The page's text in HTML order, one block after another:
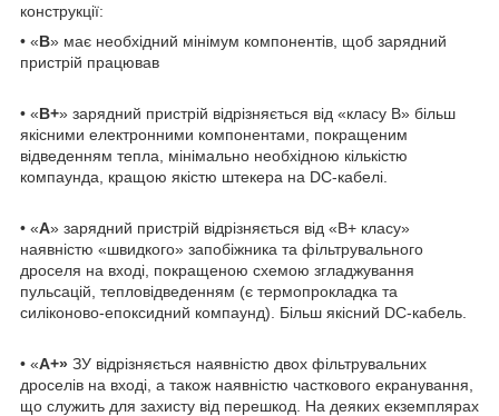
конструкції:
• «B» має необхідний мінімум компонентів, щоб зарядний
пристрій працював
• «B+» зарядний пристрій відрізняється від «класу B» більш
якісними електронними компонентами, покращеним
відведенням тепла, мінімально необхідною кількістю
компаунда, кращою якістю штекера на DC-кабелі.
• «А» зарядний пристрій відрізняється від «В+ класу»
наявністю «швидкого» запобіжника та фільтрувального
дроселя на вході, покращеною схемою згладжування
пульсацій, тепловідведенням (є термопрокладка та
силіконово-епоксидний компаунд). Більш якісний DC-кабель.
• «А+» ЗУ відрізняється наявністю двох фільтрувальних
дроселів на вході, а також наявністю часткового екранування,
що служить для захисту від перешкод. На деяких екземплярах